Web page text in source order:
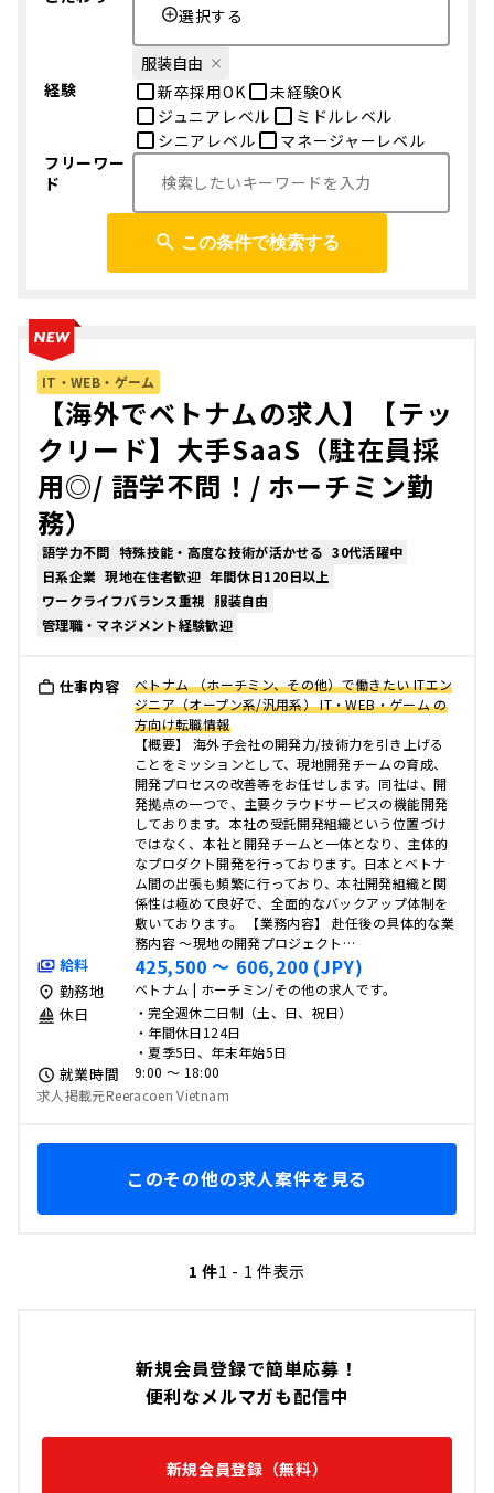
新規会員登録で簡単応募！
便利なメルマガも配信中
新規会員登録（無料）
選択する
服装自由
経験
新卒採用OK
未経験OK
ジュニアレベル
ミドルレベル
シニアレベル
マネージャーレベル
フリーワー
ド
この条件で検索する
IT・WEB・ゲーム
【海外でベトナムの求人】【テッ
クリード】大手SaaS（駐在員採
用◎/ 語学不問！/ ホーチミン勤
務）
語学力不問 特殊技能・高度な技術が活かせる 30代活躍中
日系企業 現地在住者歓迎 年間休日120日以上
ワークライフバランス重視 服装自由
管理職・マネジメント経験歓迎
仕事内容
ベトナム （ホーチミン、その他）で働きたい ITエン
ジニア（オープン系/汎用系） IT・WEB・ゲーム の
方向け転職情報
【概要】 海外子会社の開発力/技術力を引き上げる
ことをミッションとして、現地開発チームの育成、
開発プロセスの改善等をお任せします。同社は、開
発拠点の一つで、主要クラウドサービスの機能開発
しております。本社の受託開発組織という位置づけ
ではなく、本社と開発チームと一体となり、主体的
なプロダクト開発を行っております。日本とベトナ
ム間の出張も頻繁に行っており、本社開発組織と関
係性は極めて良好で、全面的なバックアップ体制を
敷いております。 【業務内容】 赴任後の具体的な業
務内容 ～現地の開発プロジェクト…
給料 425,500 〜 606,200 (JPY)
勤務地 ベトナム | ホーチミン/その他の求人です。
休日
・完全週休二日制（土、日、祝日）
・年間休日124日
・夏季5日、年末年始5日
就業時間
9:00 〜 18:00
求人掲載元Reeracoen Vietnam
このその他の求人案件を見る
1 件1 - 1 件表示